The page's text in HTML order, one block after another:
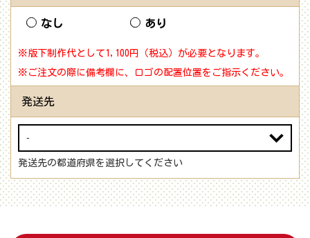
なし あり
※版下制作代として1,100円（税込）が必要となります。
※ご注文の際に備考欄に、ロゴの配置位置をご指示ください。
発送先
発送先の都道府県を選択してください